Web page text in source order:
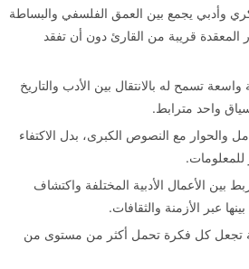
وأدبي يجمع بين العمق الفلسفي والبساطة
المعقدة قريبة من القارئ دون أن تفقد
تسمح له بالانتقال بين الأدب والتاريخ
واحد مترابط.
والحوار مع النصوص الكبرى، بدل الاكتفاء
للمعلومات.
بين الأعمال الأدبية المختلفة واكتشاف
عبر الأزمنة والثقافات.
تجعل كل فكرة تحمل أكثر من مستوى من